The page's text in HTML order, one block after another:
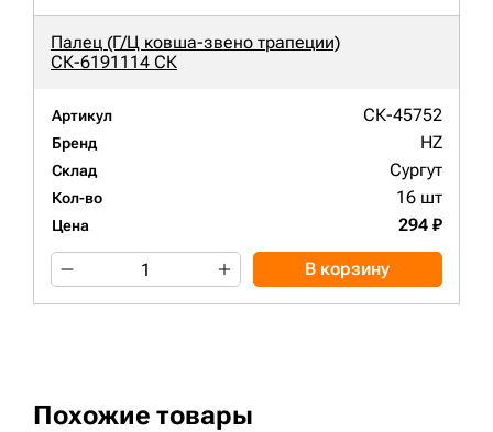
Палец (Г/Ц ковша-звено трапеции)
СК-6191114 СК
Артикул СК-45752
Бренд HZ
Склад Сургут
Кол-во 16 шт
Цена 294 ₽
В корзину
Похожие товары